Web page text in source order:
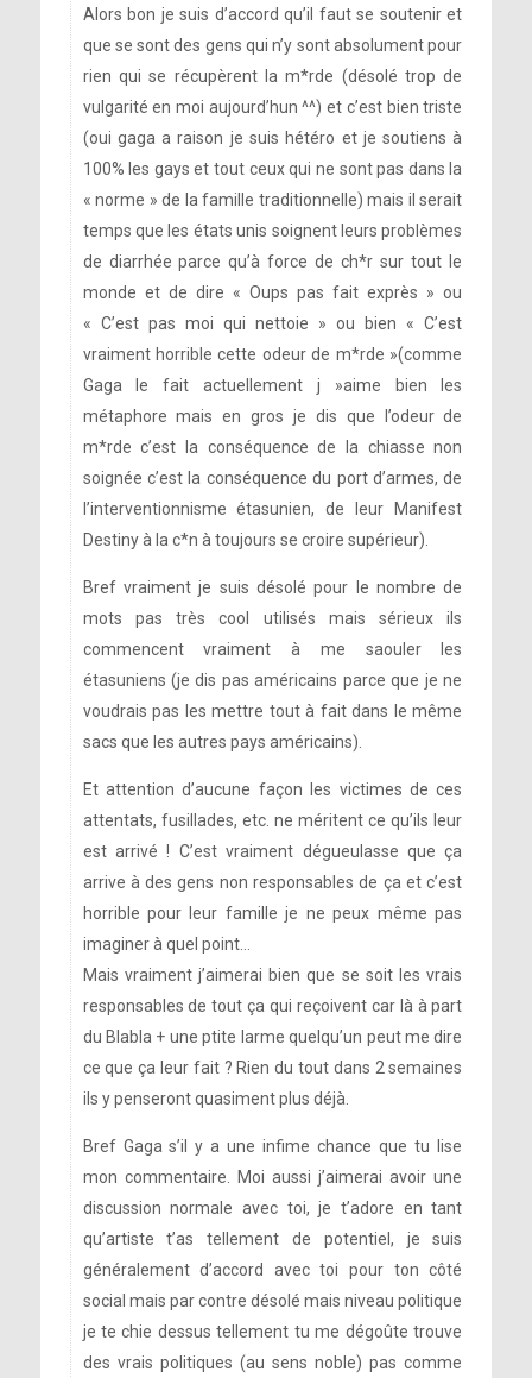
[photo]
Alors bon je suis d’accord qu’il faut se soutenir et
que se sont des gens qui n’y sont absolument pour
rien qui se récupèrent la m*rde (désolé trop de
vulgarité en moi aujourd’hun ^^) et c’est bien triste
(oui gaga a raison je suis hétéro et je soutiens à
100% les gays et tout ceux qui ne sont pas dans la
« norme » de la famille traditionnelle) mais il serait
temps que les états unis soignent leurs problèmes
de diarrhée parce qu’à force de ch*r sur tout le
monde et de dire « Oups pas fait exprès » ou
« C’est pas moi qui nettoie » ou bien « C’est
vraiment horrible cette odeur de m*rde »(comme
Gaga le fait actuellement j »aime bien les
métaphore mais en gros je dis que l’odeur de
m*rde c’est la conséquence de la chiasse non
soignée c’est la conséquence du port d’armes, de
l’interventionnisme étasunien, de leur Manifest
Destiny à la c*n à toujours se croire supérieur).
Bref vraiment je suis désolé pour le nombre de
mots pas très cool utilisés mais sérieux ils
commencent vraiment à me saouler les
étasuniens (je dis pas américains parce que je ne
voudrais pas les mettre tout à fait dans le même
sacs que les autres pays américains).
Et attention d’aucune façon les victimes de ces
attentats, fusillades, etc. ne méritent ce qu’ils leur
est arrivé ! C’est vraiment dégueulasse que ça
arrive à des gens non responsables de ça et c’est
horrible pour leur famille je ne peux même pas
imaginer à quel point…
Mais vraiment j’aimerai bien que se soit les vrais
responsables de tout ça qui reçoivent car là à part
du Blabla + une ptite larme quelqu’un peut me dire
ce que ça leur fait ? Rien du tout dans 2 semaines
ils y penseront quasiment plus déjà.
Bref Gaga s’il y a une infime chance que tu lise
mon commentaire. Moi aussi j’aimerai avoir une
discussion normale avec toi, je t’adore en tant
qu’artiste t’as tellement de potentiel, je suis
généralement d’accord avec toi pour ton côté
social mais par contre désolé mais niveau politique
je te chie dessus tellement tu me dégoûte trouve
des vrais politiques (au sens noble) pas comme